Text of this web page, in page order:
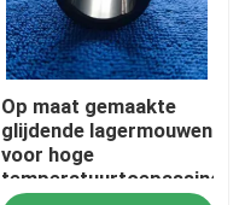
Op maat gemaakte
glijdende lagermouwen
voor hoge
temperatuurtoepassingen